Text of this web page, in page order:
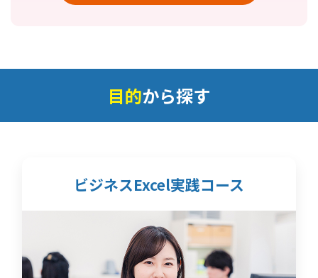
目的から探す
ビジネスExcel実践コース